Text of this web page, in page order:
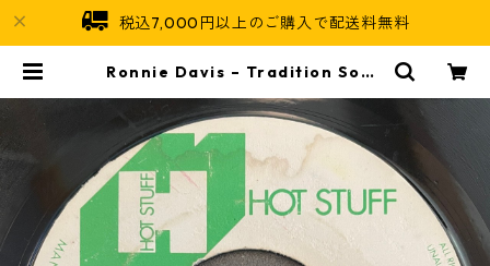
税込7,000円以上のご購入で配送料無料
Ronnie Davis – Tradition Song